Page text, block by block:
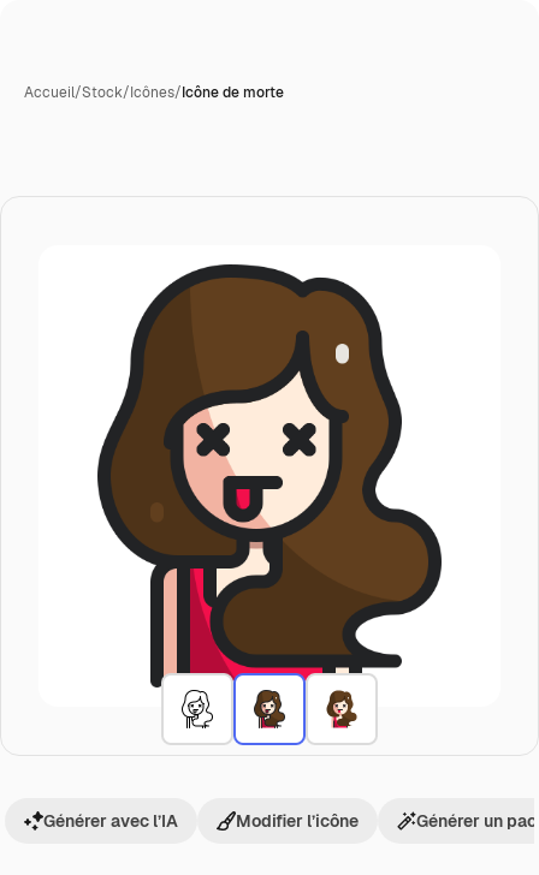
Accueil/Stock/Icônes/Icône de morte
Générer avec l’IA Modifier l’icône Générer un